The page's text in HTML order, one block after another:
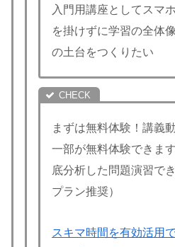
入門用講座としてスマ
を掛けずに学習の全体
の土台をつくりたい
まずは無料体験！講義
一部が無料体験できま
底分析した問題演習で
プラン推奨）
スキマ時間を有効活用